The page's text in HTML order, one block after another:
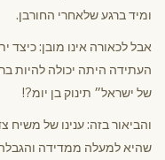
ומיד ברגע שלאחרי החורבן.
אבל לכאורה אינו מובן: כיצד
העתידה היתה יכולה להיות
של ישראל״ תינוק בן יומ?!
והביאור בזה: ענינו של משיח
שהיא למעלה ממדידה והגבלה